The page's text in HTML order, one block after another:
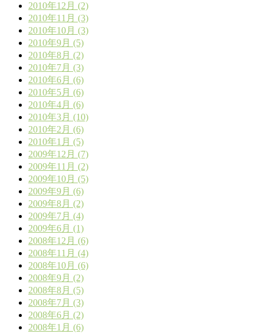
2010年12月 (2)
2010年11月 (3)
2010年10月 (3)
2010年9月 (5)
2010年8月 (2)
2010年7月 (3)
2010年6月 (6)
2010年5月 (6)
2010年4月 (6)
2010年3月 (10)
2010年2月 (6)
2010年1月 (5)
2009年12月 (7)
2009年11月 (2)
2009年10月 (5)
2009年9月 (6)
2009年8月 (2)
2009年7月 (4)
2009年6月 (1)
2008年12月 (6)
2008年11月 (4)
2008年10月 (6)
2008年9月 (2)
2008年8月 (5)
2008年7月 (3)
2008年6月 (2)
2008年1月 (6)